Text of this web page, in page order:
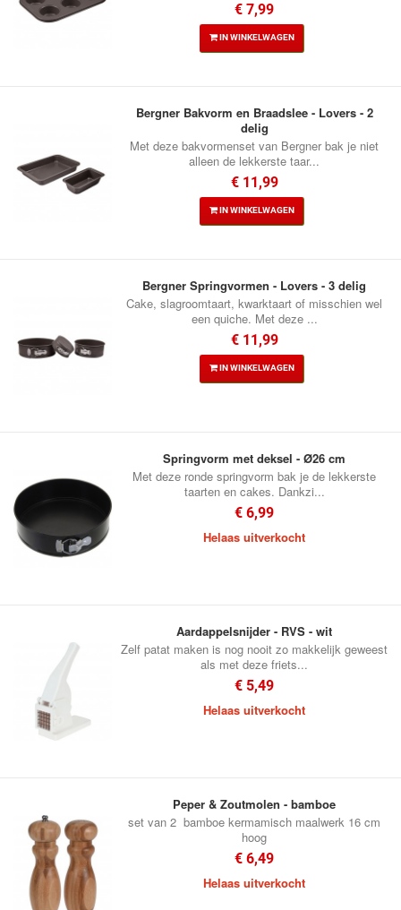
€ 7,99
IN WINKELWAGEN
Bergner Bakvorm en Braadslee - Lovers - 2
delig
Met deze bakvormenset van Bergner bak je niet
alleen de lekkerste taar...
€ 11,99
IN WINKELWAGEN
Bergner Springvormen - Lovers - 3 delig
Cake, slagroomtaart, kwarktaart of misschien wel
een quiche. Met deze ...
€ 11,99
IN WINKELWAGEN
Springvorm met deksel - Ø26 cm
Met deze ronde springvorm bak je de lekkerste
taarten en cakes. Dankzi...
€ 6,99
Helaas uitverkocht
Aardappelsnijder - RVS - wit
Zelf patat maken is nog nooit zo makkelijk geweest
als met deze friets...
€ 5,49
Helaas uitverkocht
Peper & Zoutmolen - bamboe
set van 2 bamboe kermamisch maalwerk 16 cm
hoog
€ 6,49
Helaas uitverkocht